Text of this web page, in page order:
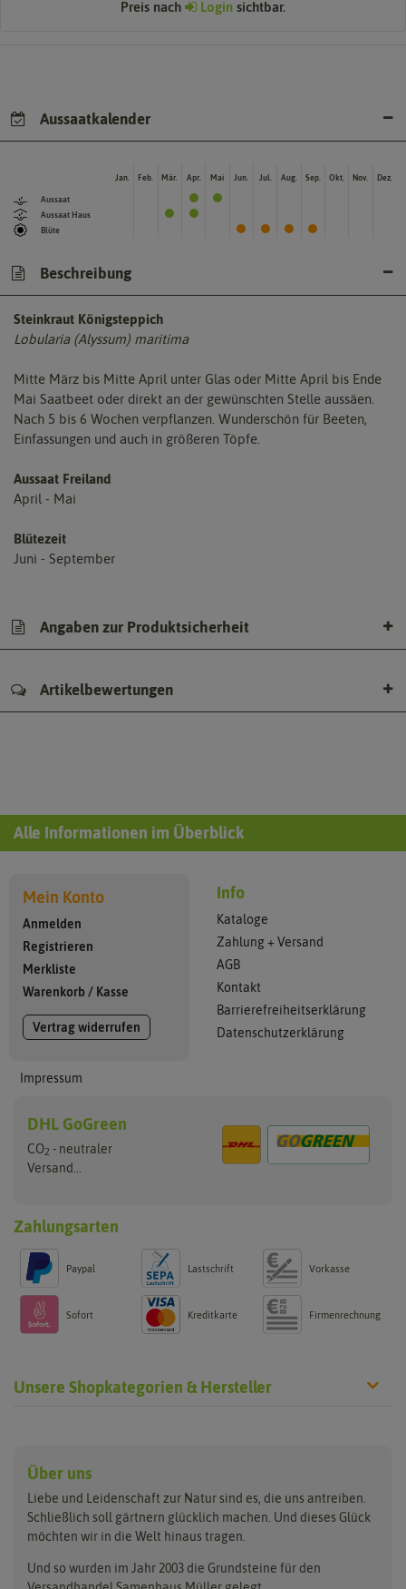
Preis nach Login sichtbar.
Aussaatkalender
Aussaat
Aussaat Haus
Blüte
Jan. Feb. Mär. Apr. Mai Jun. Jul. Aug. Sep. Okt. Nov. Dez.
Beschreibung
Steinkraut Königsteppich
Lobularia (Alyssum) maritima
Mitte März bis Mitte April unter Glas oder Mitte April bis Ende
Mai Saatbeet oder direkt an der gewünschten Stelle aussäen.
Nach 5 bis 6 Wochen verpflanzen. Wunderschön für Beeten,
Einfassungen und auch in größeren Töpfe.
Aussaat Freiland
April - Mai
Blütezeit
Juni - September
Angaben zur Produktsicherheit
Artikelbewertungen
Alle Informationen im Überblick
Mein Konto
Anmelden
Registrieren
Merkliste
Warenkorb / Kasse
Vertrag widerrufen
Impressum
Info
Kataloge
Zahlung + Versand
AGB
Kontakt
Barrierefreiheitserklärung
Datenschutzerklärung
DHL GoGreen
CO2 - neutraler
Versand...
Zahlungsarten
Paypal Lastschrift Vorkasse
Sofort Kreditkarte Firmenrechnung
Unsere Shopkategorien & Hersteller
Anzuchtschalen
Erdbeertürme
Folien, Vliese und Netze
Keimsprossen
Saatgut für Werbezwecke
Samen-Sets
Benary
Buzzy Seeds
Clever Pots
Dürr-Samen
FLORTUS
Greenline
Grüne Oase
Über uns
Liebe und Leidenschaft zur Natur sind es, die uns antreiben.
Schließlich soll gärtnern glücklich machen. Und dieses Glück
möchten wir in die Welt hinaus tragen.
Und so wurden im Jahr 2003 die Grundsteine für den